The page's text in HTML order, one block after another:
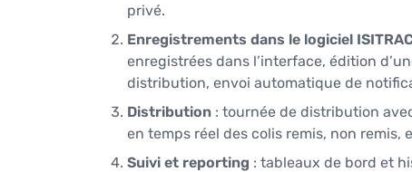
privé.
Enregistrements dans le logiciel
enregistrées dans l’interface, édition
distribution, envoi automatique de
Distribution : tournée de distribution
en temps réel des colis remis, non remis,
Suivi et reporting : tableaux de bord et